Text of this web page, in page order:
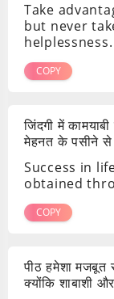
Take
but never
helplessness.
COPY
जिंदगी में
मेहनत के पसीने से
Success in
obtained
COPY
पीठ हमेशा मजबूत
क्योंकि शाबाशी